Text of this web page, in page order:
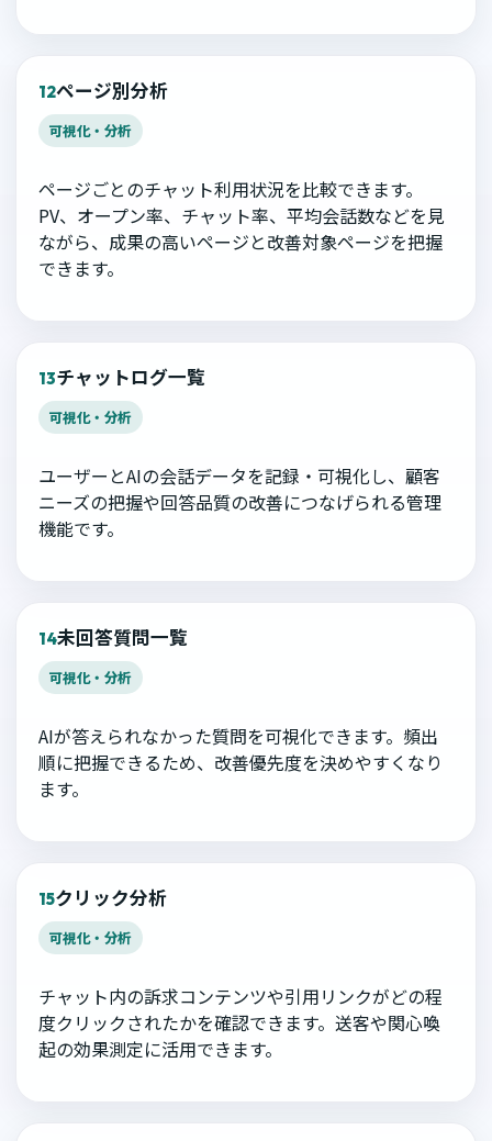
12ページ別分析
可視化・分析
ページごとのチャット利用状況を比較できます。
PV、オープン率、チャット率、平均会話数などを見
ながら、成果の高いページと改善対象ページを把握
できます。
13チャットログ一覧
可視化・分析
ユーザーとAIの会話データを記録・可視化し、顧客
ニーズの把握や回答品質の改善につなげられる管理
機能です。
14未回答質問一覧
可視化・分析
AIが答えられなかった質問を可視化できます。頻出
順に把握できるため、改善優先度を決めやすくなり
ます。
15クリック分析
可視化・分析
チャット内の訴求コンテンツや引用リンクがどの程
度クリックされたかを確認できます。送客や関心喚
起の効果測定に活用できます。